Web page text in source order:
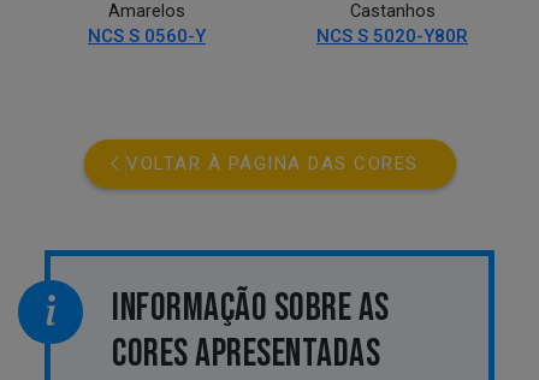
Amarelos
NCS S 0560-Y
Castanhos
NCS S 5020-Y80R
VOLTAR À PÁGINA DAS CORES
INFORMAÇÃO SOBRE AS
CORES APRESENTADAS